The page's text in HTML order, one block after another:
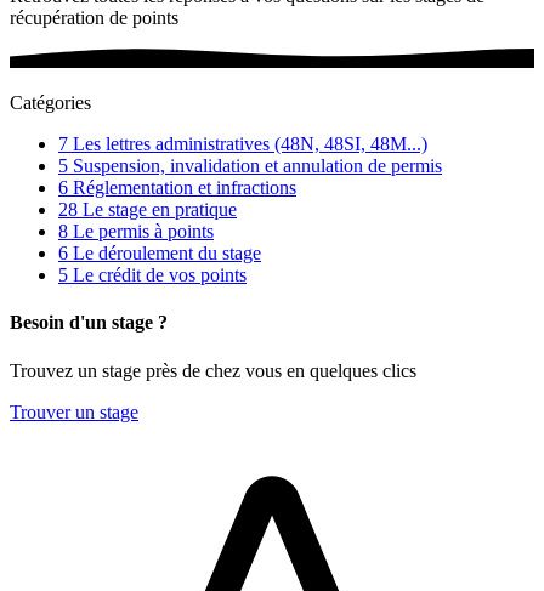
récupération de points
Catégories
7 Les lettres administratives (48N, 48SI, 48M...)
5 Suspension, invalidation et annulation de permis
6 Réglementation et infractions
28 Le stage en pratique
8 Le permis à points
6 Le déroulement du stage
5 Le crédit de vos points
Besoin d'un stage ?
Trouvez un stage près de chez vous en quelques clics
Trouver un stage